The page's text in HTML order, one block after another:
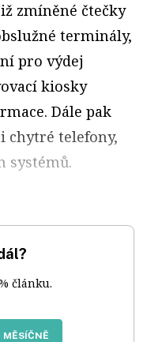
zmíněné čtečky
terminály,
pro výdej
kiosky
Dále pak
chytré telefony,
systémů.
článku.